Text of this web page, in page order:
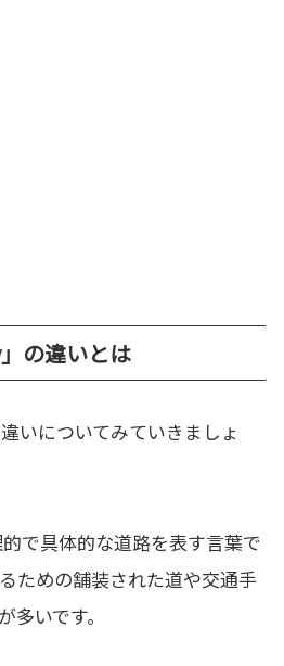
の違いとは
いについてみていきましょ
で具体的な道路を表す言葉で
ための舗装された道や交通手
多いです。